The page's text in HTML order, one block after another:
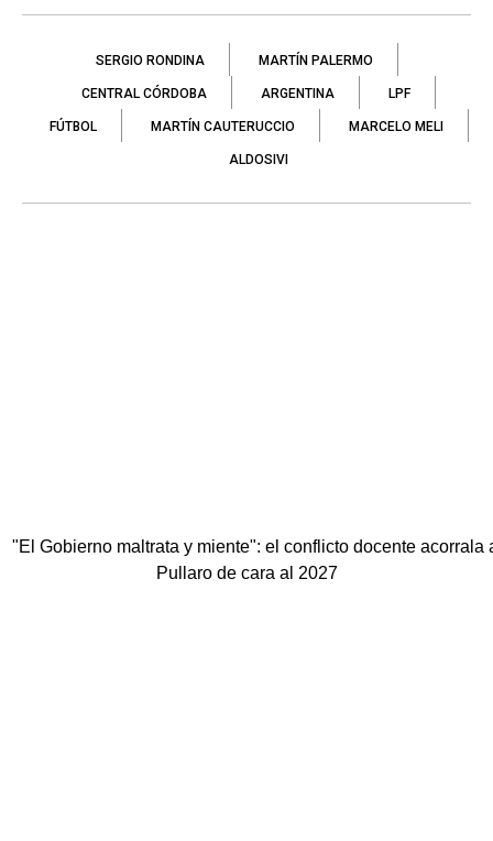
SERGIO RONDINA MARTÍN PALERMO
CENTRAL CÓRDOBA ARGENTINA LPF
FÚTBOL MARTÍN CAUTERUCCIO MARCELO MELI
ALDOSIVI